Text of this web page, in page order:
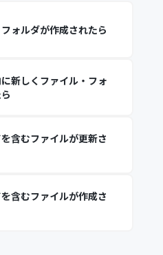
ォルダが作成されたら
新しくファイル・フォ
含むファイルが更新さ
含むファイルが作成さ